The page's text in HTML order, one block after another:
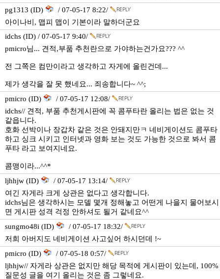
pg1313 (ID)
/ 07-05-17 8:22/
아이나비, 맵피 맵이 기본이라 말하더군요
idchs (ID) / 07-05-17 9:40/
pmicro님... 견적,부품 추천란으로 가야하는건가요??? ^^
전 그쪽은 컴만이라고 생각하고 자게에 올린건데...
제가 생각을 잘 못 했네요... 죄송합니다~ ^^;
pmicro (ID)
/ 07-05-17 12:08/
idchs// 견적, 부품 추천게시판에 꼭 콤푸타란 올리는 법은 없는 것
같읍니다.
호화 선박이나 장갑차 같은 것은 안돼지만ㅋ 네비게이션도 콤푸타
하고 싱크 시키고 인터넷과 영화 보는 것도 가능한 것으로 봐서 콤
푸타 라고 보여지네요.
콤맹이라...^^*
ljhhjw (ID)
/ 07-05-17 13:14/
여긴 자게라 크게 상관은 없다고 생각합니다.
idchs님은 생각하시는 모델 몇개 정해놓고 어떤게 나을지 물어보시
면 게시판 성격 걱정 안하셔도 될거 같네요^^
sungmo48i (ID)
/ 07-05-17 18:32/
저희 아버지도 네비게이션 사고싶어 하시던데 !~
pmicro (ID)
/ 07-05-18 0:57/
ljhhjw// 자게라 상관은 없지만 해당 목적에 게시판이 있는데, 100%
질문성 글을 여기 올리는 것은 좀 그렇네요.